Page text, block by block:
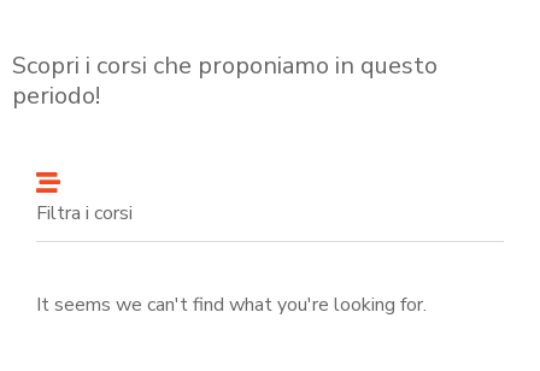
Scopri i corsi che proponiamo in questo
periodo!
Filtra i corsi
It seems we can't find what you're looking for.